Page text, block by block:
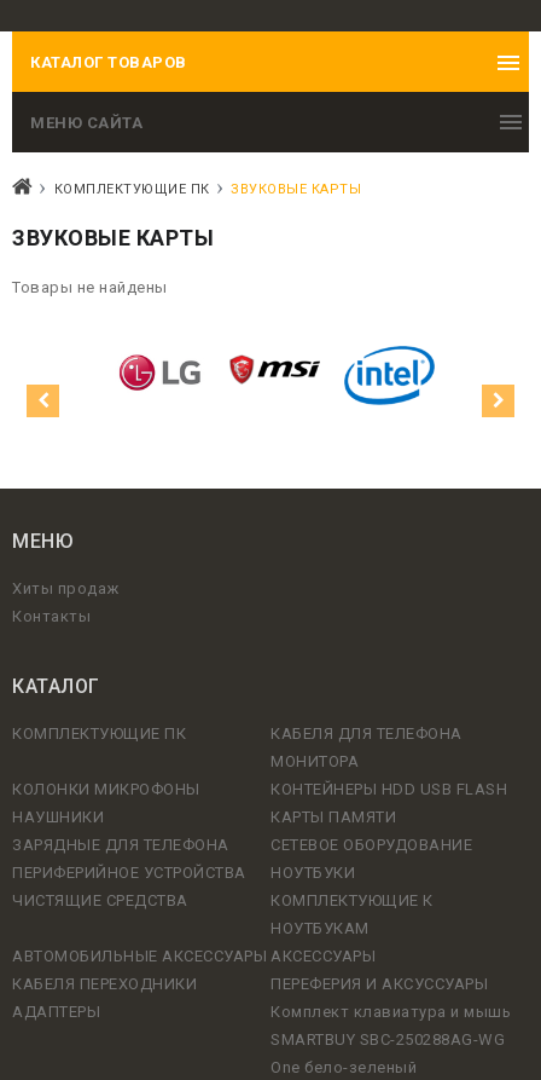
КАТАЛОГ ТОВАРОВ
МЕНЮ САЙТА
КОМПЛЕКТУЮЩИЕ ПК ЗВУКОВЫЕ КАРТЫ
ЗВУКОВЫЕ КАРТЫ
Товары не найдены
МЕНЮ
Хиты продаж
Контакты
КАТАЛОГ
КОМПЛЕКТУЮЩИЕ ПК
КАБЕЛЯ ДЛЯ ТЕЛЕФОНА
МОНИТОРА
КОЛОНКИ МИКРОФОНЫ
НАУШНИКИ
КОНТЕЙНЕРЫ HDD USB FLASH
КАРТЫ ПАМЯТИ
ЗАРЯДНЫЕ ДЛЯ ТЕЛЕФОНА
СЕТЕВОЕ ОБОРУДОВАНИЕ
ПЕРИФЕРИЙНОЕ УСТРОЙСТВА
НОУТБУКИ
ЧИСТЯЩИЕ СРЕДСТВА
КОМПЛЕКТУЮЩИЕ К
НОУТБУКАМ
АВТОМОБИЛЬНЫЕ АКСЕССУАРЫ АКСЕССУАРЫ
КАБЕЛЯ ПЕРЕХОДНИКИ
АДАПТЕРЫ
ПЕРЕФЕРИЯ И АКСУССУАРЫ
Комплект клавиатура и мышь
SMARTBUY SBC-250288AG-WG
One бело-зеленый